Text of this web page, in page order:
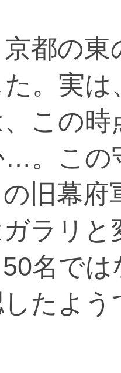
都の
。実
この
。この
旧幕
ラリ
名で
たよう